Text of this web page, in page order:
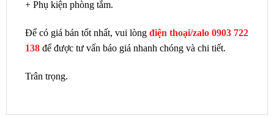
+ Phụ kiện phòng tắm.
Để có giá bán tốt nhất, vui lòng điện thoại/zalo 0903 722
138để được tư vấn báo giá nhanh chóng và chi tiết.
Trân trọng.